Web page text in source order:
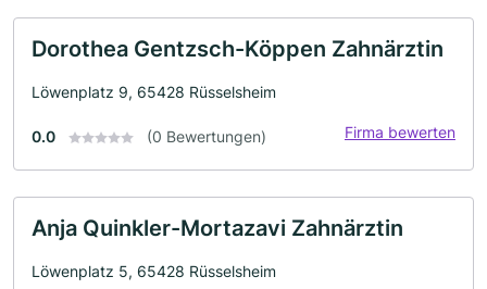
Dorothea Gentzsch-Köppen Zahnärztin
Löwenplatz 9, 65428 Rüsselsheim
0.0 (0 Bewertungen) Firma bewerten
Anja Quinkler-Mortazavi Zahnärztin
Löwenplatz 5, 65428 Rüsselsheim